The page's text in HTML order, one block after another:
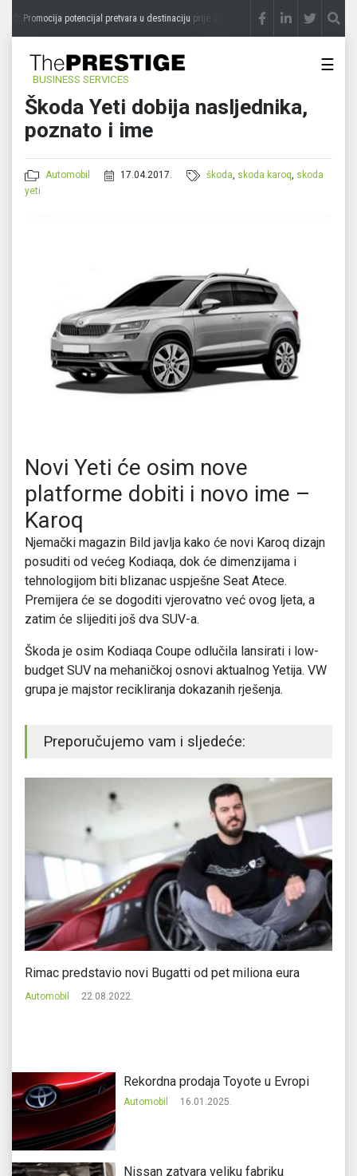
Promocija potencijal pretvara u destinacijuprije 3 sedmice STEVICA LUKIĆ:
BUSINESS SERVICES
☰
Škoda Yeti dobija nasljednika,
poznato i ime
Automobil 17.04.2017. škoda, skoda karoq, skoda
yeti
Novi Yeti će osim nove
platforme dobiti i novo ime –
Karoq
Njemački magazin Bild javlja kako će novi Karoq dizajn
posuditi od većeg Kodiaqa, dok će dimenzijama i
tehnologijom biti blizanac uspješne Seat Atece.
Premijera će se dogoditi vjerovatno već ovog ljeta, a
zatim će slijediti još dva SUV-a.
Škoda je osim Kodiaqa Coupe odlučila lansirati i low-
budget SUV na mehaničkoj osnovi aktualnog Yetija. VW
grupa je majstor recikliranja dokazanih rješenja.
Preporučujemo vam i sljedeće:
Rimac predstavio novi Bugatti od pet miliona eura
Automobil 22.08.2022.
Rekordna prodaja Toyote u Evropi
Automobil 16.01.2025.
Nissan zatvara veliku fabriku